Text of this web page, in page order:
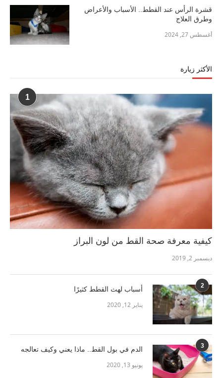
قشرة الرأس عند القطط.. الأسباب والأعراض
وطرق العلاج
أغسطس 27, 2024
الأكثر زيارة
1
كيفية معرفة صحة القط من لون البراز
ديسمبر 2, 2019
2 أسباب لهث القطط كثيرًا
يناير 12, 2020
3 الدم في بول القط.. ماذا يعني وكيف تعالجه
يونيو 13, 2020